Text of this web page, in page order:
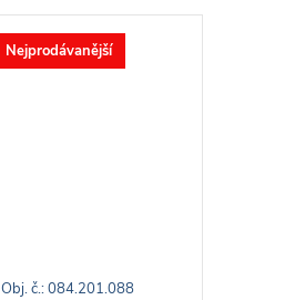
Nejprodávanější
Obj. č.: 084.201.088